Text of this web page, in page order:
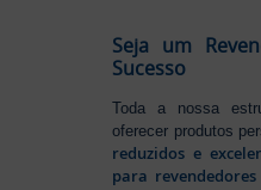
Seja um
Sucesso
Toda a nossa
oferecer produtos
reduzidos e
para revendedores